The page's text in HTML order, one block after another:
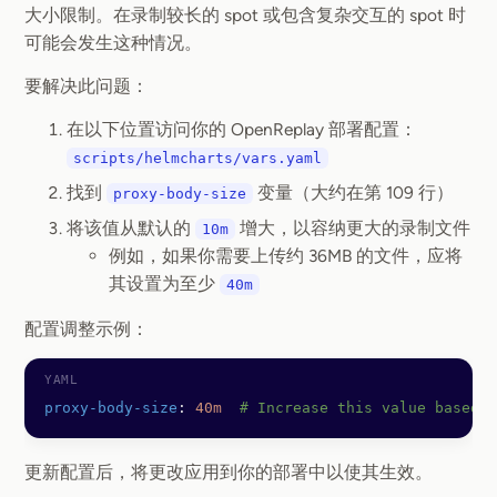
大小限制。在录制较长的 spot 或包含复杂交互的 spot 时
可能会发生这种情况。
要解决此问题：
在以下位置访问你的 OpenReplay 部署配置：
scripts/helmcharts/vars.yaml
找到 proxy-body-size
变量（大约在第 109 行）
将该值从默认的
10m
增大，以容纳更大的录制文件
例如，如果你需要上传约 36MB 的文件，应将
其设置为至少
40m
配置调整示例：
proxy-body-size : 40m
# Increase this value based
更新配置后，将更改应用到你的部署中以使其生效。